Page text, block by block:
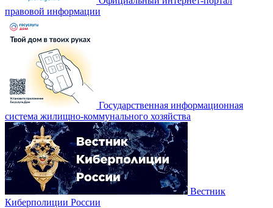
правовой информации
Государственная информационная
система жилищно-коммунального хозяйства
Вестник
Киберполиции России